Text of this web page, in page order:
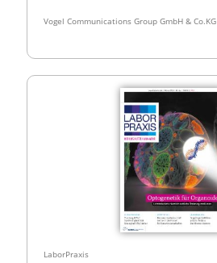
Vogel Communications Group GmbH & Co.KG
LaborPraxis